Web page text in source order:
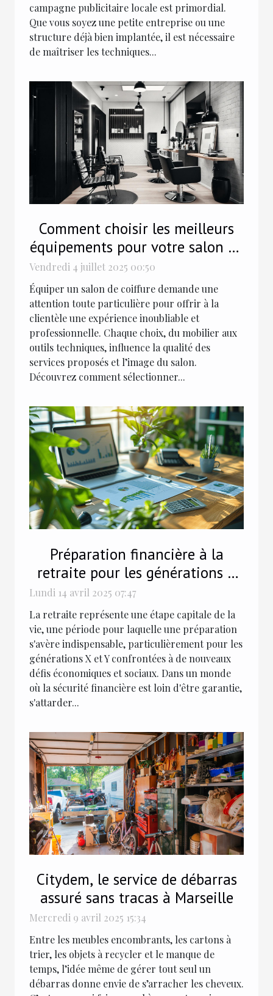
campagne publicitaire locale est primordial.
Que vous soyez une petite entreprise ou une
structure déjà bien implantée, il est nécessaire
de maîtriser les techniques...
Comment choisir les meilleurs
équipements pour votre salon de
coiffure ?
Vendredi 4 juillet 2025 00:50
Équiper un salon de coiffure demande une
attention toute particulière pour offrir à la
clientèle une expérience inoubliable et
professionnelle. Chaque choix, du mobilier aux
outils techniques, influence la qualité des
services proposés et l’image du salon.
Découvrez comment sélectionner...
Préparation financière à la
retraite pour les générations X
et Y planification et conseils
Lundi 14 avril 2025 07:47
La retraite représente une étape capitale de la
vie, une période pour laquelle une préparation
s'avère indispensable, particulièrement pour les
générations X et Y confrontées à de nouveaux
défis économiques et sociaux. Dans un monde
où la sécurité financière est loin d'être garantie,
s'attarder...
Citydem, le service de débarras
assuré sans tracas à Marseille
Mercredi 9 avril 2025 15:34
Entre les meubles encombrants, les cartons à
trier, les objets à recycler et le manque de
temps, l’idée même de gérer tout seul un
débarras donne envie de s’arracher les cheveux.